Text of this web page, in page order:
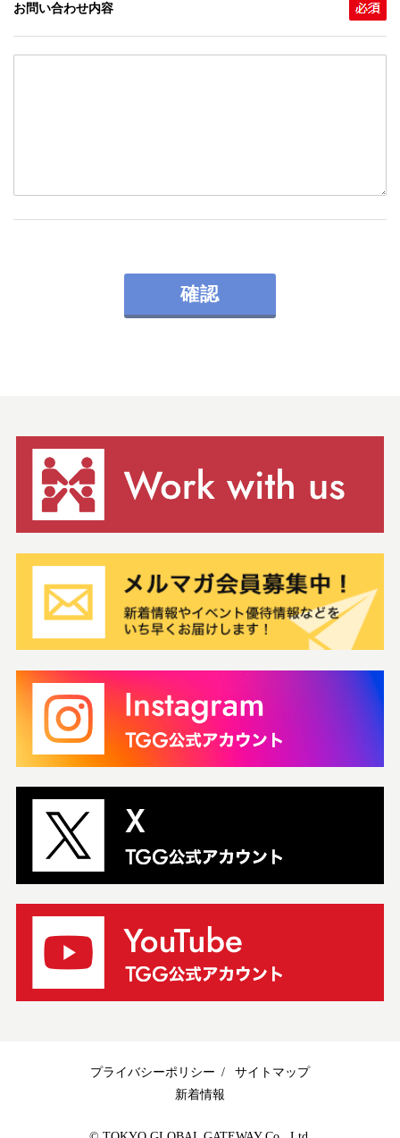
お問い合わせ内容
確認
プライバシーポリシー
サイトマップ
新着情報